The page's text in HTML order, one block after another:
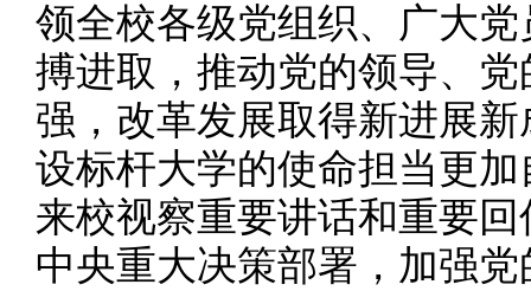
领全校各级党组织、广大
搏进取，推动党的领导、
强，改革发展取得新进展
设标杆大学的使命担当更
来校视察重要讲话和重要
中央重大决策部署，加强